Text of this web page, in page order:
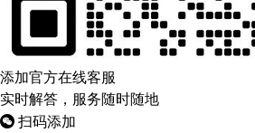
添加官方在线客服
实时解答，服务随时随地
扫码添加